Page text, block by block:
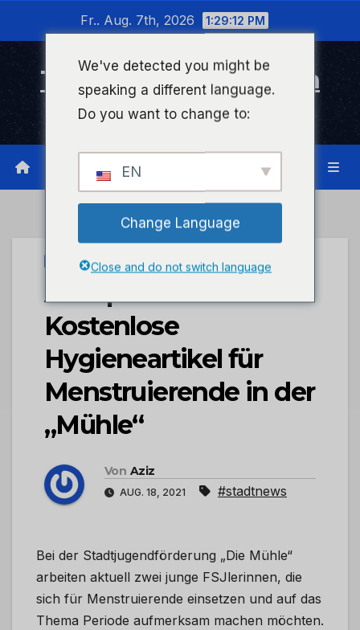
wechseln
Fr.. Aug. 7th, 2026 1:29:12 PM
Timeline Bad Kreuznach
Infonetzwerk für Bad Kreuznach
STADTKREUZNACH
Akzeptanz fördern:
Kostenlose
Hygieneartikel für
Menstruierende in der
„Mühle“
Von Aziz
AUG. 18, 2021 #stadtnews
Bei der Stadtjugendförderung „Die Mühle“
arbeiten aktuell zwei junge FSJlerinnen, die
sich für Menstruierende einsetzen und auf das
Thema Periode aufmerksam machen möchten.
We've detected you might be
speaking a different language.
Do you want to change to:
EN
Change Language
Close and do not switch language